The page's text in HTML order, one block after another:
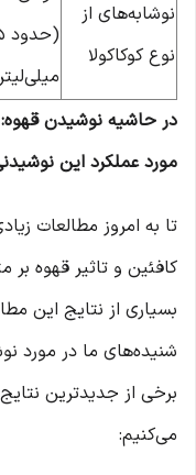
نوشابه‌های از
نوع کوکاکولا
در حاشیه نوشیدن
مورد عملکرد این
تا به امروز مطالعات
کافئین و تاثیر قهوه
بسیاری از نتایج این
شنیده‌های ما در مورد
برخی از جدیدترین
می‌کنیم: